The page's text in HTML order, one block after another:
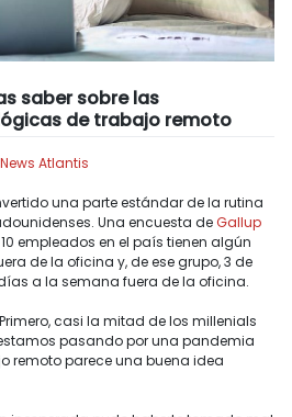
saber sobre las
de trabajo remoto
News Atlantis
una parte estándar de la rutina
Una encuesta deGallup
empleados en el país tienen algún
de la oficina y, de ese grupo, 3 de
a la semana fuera de la oficina.
casi la mitad de los millenials
pasando por una pandemia
remoto parece una buena idea